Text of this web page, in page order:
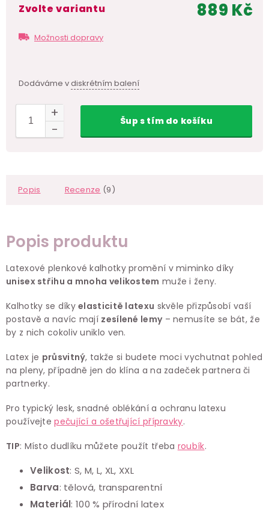
Zvolte variantu
Možnosti dopravy
Dodáváme vdiskrétním balení
889 Kč
Šups tímdo košíku
Popis Recenze (9)
Popis produktu
Latexové plenkové kalhotky promění v miminko díky
unisex střihu a mnoha velikostem muže i ženy.
Kalhotky se díkyelasticitě latexu skvěle přizpůsobí vaší
postavě a navíc mají zesílené lemy– nemusíte se bát, že
by z nich cokoliv uniklo ven.
Latex je průsvitný, takže si budete moci vychutnat pohled
na pleny, případně jen do klína a na zadeček partnera či
partnerky.
Pro typický lesk, snadné oblékání a ochranu latexu
používejtepečující a ošetřující přípravky.
TIP: Místo dudlíku můžete použít třeba roubík.
Velikost: S, M, L, XL, XXL
Barva: tělová, transparentní
Materiál: 100 % přírodní latex